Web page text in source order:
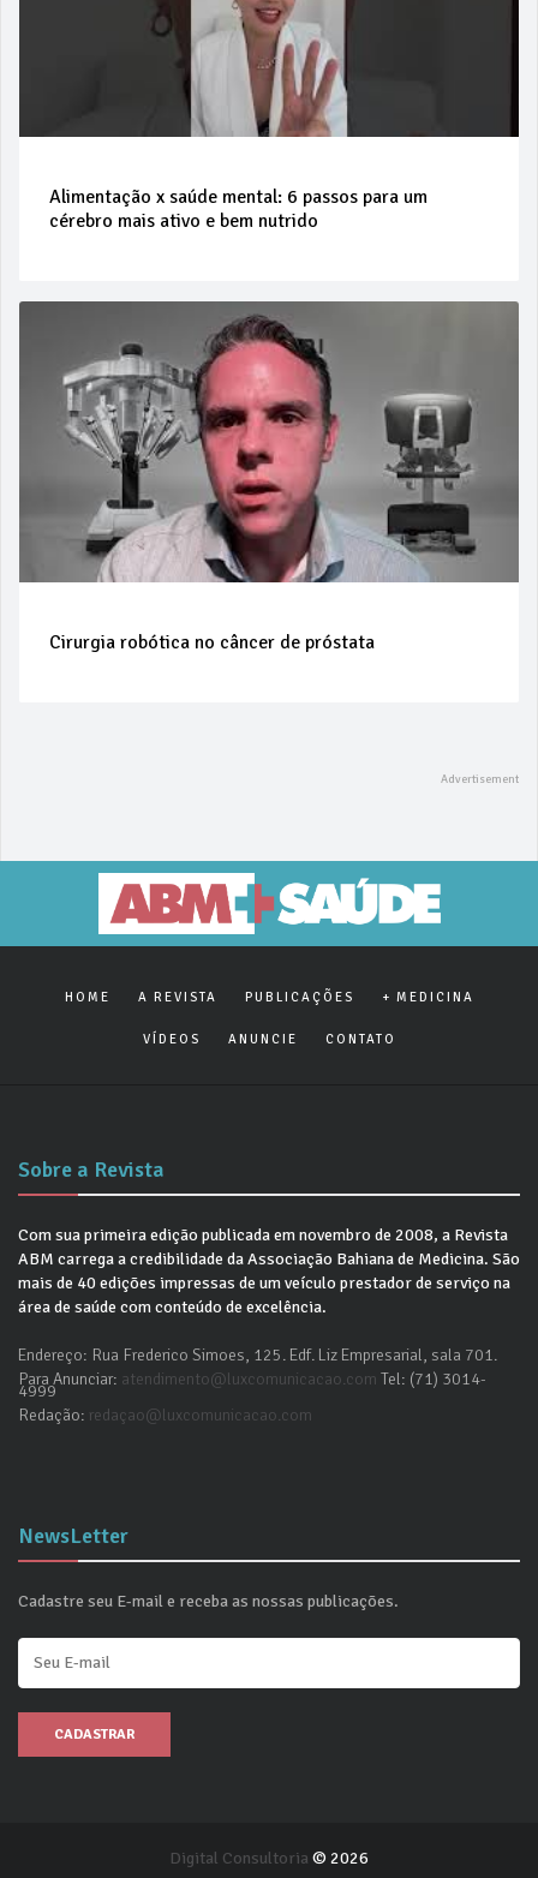
Alimentação x saúde mental: 6 passos para um
cérebro mais ativo e bem nutrido
Cirurgia robótica no câncer de próstata
HOME A REVISTA PUBLICAÇÕES + MEDICINA
VÍDEOS ANUNCIE CONTATO
Sobre a Revista
Com sua primeira edição publicada em novembro de 2008, a Revista
ABM carrega a credibilidade da Associação Bahiana de Medicina. São
mais de 40 edições impressas de um veículo prestador de serviço na
área de saúde com conteúdo de excelência.
Endereço: Rua Frederico Simoes, 125. Edf. Liz Empresarial, sala 701.
Para Anunciar: atendimento@luxcomunicacao.com Tel: (71) 3014-
4999
Redação: redaçao@luxcomunicacao.com
NewsLetter
Cadastre seu E-mail e receba as nossas publicações.
CADASTRAR
Digital Consultoria © 2026